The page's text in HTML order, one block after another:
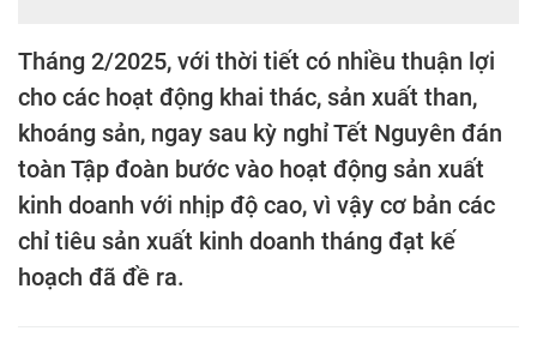
Tháng 2/2025, với thời tiết có nhiều thuận lợi
cho các hoạt động khai thác, sản xuất than,
khoáng sản, ngay sau kỳ nghỉ Tết Nguyên đán
toàn Tập đoàn bước vào hoạt động sản xuất
kinh doanh với nhịp độ cao, vì vậy cơ bản các
chỉ tiêu sản xuất kinh doanh tháng đạt kế
hoạch đã đề ra.